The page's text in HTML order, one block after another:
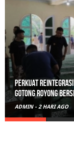
Perkuat
Gotong Royong
ADMIN - 2 HARI AGO